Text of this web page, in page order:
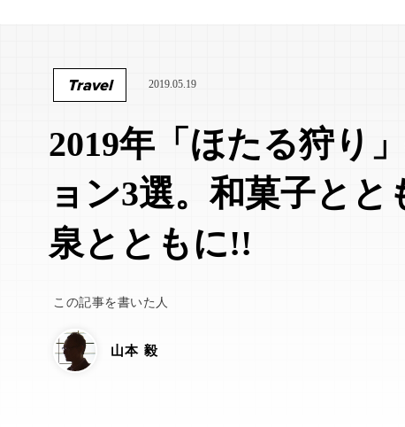
Travel 2019.05.19
2019年「ほたる狩り
ョン3選。和菓子と
泉とともに!!
この記事を書いた人
山本 毅